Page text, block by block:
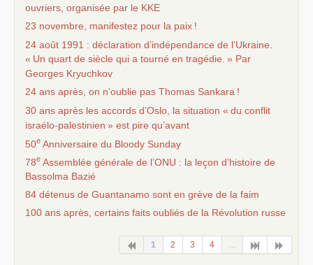
ouvriers, organisée par le KKE
23 novembre, manifestez pour la paix !
24 août 1991 : déclaration d’indépendance de l’Ukraine.
« Un quart de siècle qui a tourné en tragédie. » Par
Georges Kryuchkov
24 ans après, on n’oublie pas Thomas Sankara !
30 ans après les accords d’Oslo, la situation « du conflit
israélo-palestinien » est pire qu’avant
50e Anniversaire du Bloody Sunday
78e Assemblée générale de l’ONU : la leçon d’histoire de
Bassolma Bazié
84 détenus de Guantanamo sont en grève de la faim
100 ans après, certains faits oubliés de la Révolution russe
1 2 3 4